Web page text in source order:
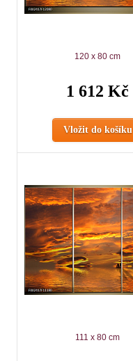
120 x 80 cm
1 612 Kč
Vložit do košíku
111 x 80 cm